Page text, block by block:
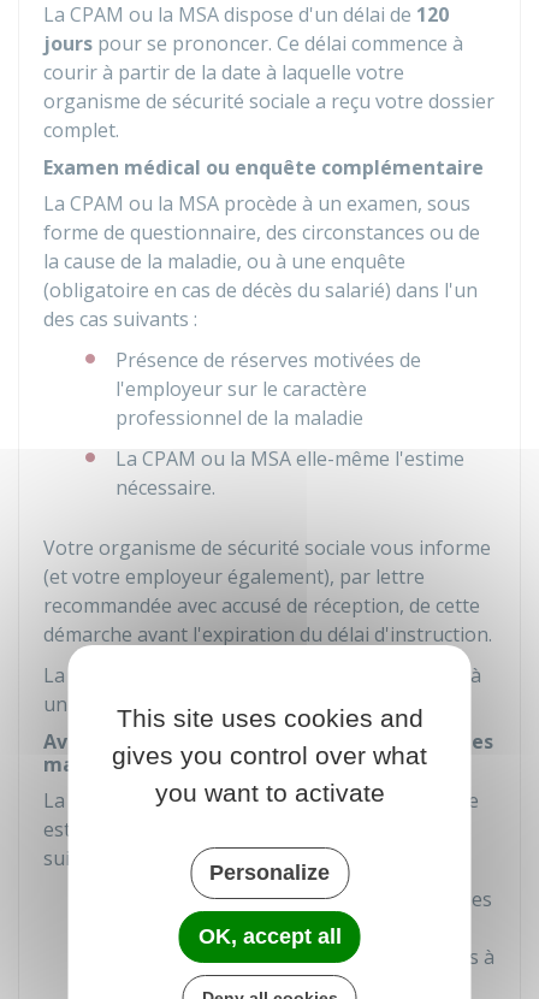
La CPAM ou la MSA dispose d'un délai de 120
jours pour se prononcer. Ce délai commence à
courir à partir de la date à laquelle votre
organisme de sécurité sociale a reçu votre dossier
complet.
Examen médical ou enquête complémentaire
La CPAM ou la MSA procède à un examen, sous
forme de questionnaire, des circonstances ou de
la cause de la maladie, ou à une enquête
(obligatoire en cas de décès du salarié) dans l'un
des cas suivants :
Présence de réserves motivées de
l'employeur sur le caractère
professionnel de la maladie
La CPAM ou la MSA elle-même l'estime
nécessaire.
Votre organisme de sécurité sociale vous informe
(et votre employeur également), par lettre
recommandée avec accusé de réception, de cette
démarche avant l'expiration du délai d'instruction.
La CPAM ou la MSA peut aussi vous soumettre à
un examen médical par un
médecin-conseil
Avis du comité régional de reconnaissance des
maladies professionnelles (CRRMP)
La reconnaissance de la maladie professionnelle
est soumise à l'avis du CRRMP dans l'un des cas
suivants :
La maladie figure au tableau des maladies
professionnelles mais n'a pas été
contractée dans les conditions précisées à
ces tableaux, et il est établi qu'elle est
This site uses cookies and
gives you control over what
you want to activate
Personalize
OK, accept all